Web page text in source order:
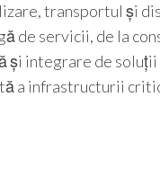
transportul și
de servicii, de la
integrare de
a infrastructurii